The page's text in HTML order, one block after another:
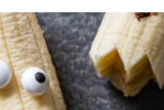
ontbijt bijgerechten
lunch hoofdgerechten
borrelhapjes desserts
voorgerechten drankjes
alle
alle
zomer